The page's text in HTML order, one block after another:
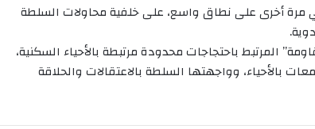
مرة أخرى على نطاق واسع، على خلفية محاولات السلطة
المرتبط باحتجاجات محدودة مرتبطة بالأحياء السكنية،
بالأحياء، وواجهتها السلطة بالاعتقالات والحلاقة